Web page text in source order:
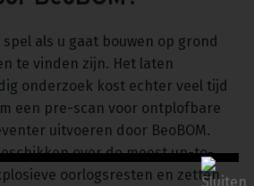
als u gaat bouwen op grond
te vinden zijn. Het laten
onderzoek kost echter veel tijd
een pre-scan voor ontplofbare
uitvoeren door BeoBOM.
over de meest up-to-
oorlogsresten en zetten